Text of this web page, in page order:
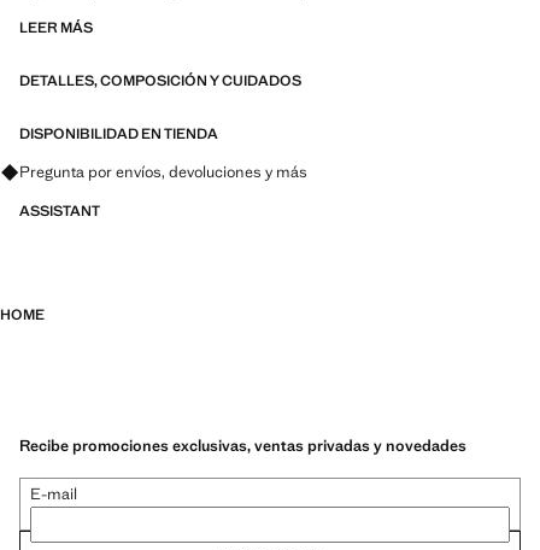
rebajas
LEER MÁS
DETALLES, COMPOSICIÓN Y CUIDADOS
DISPONIBILIDAD EN TIENDA
Pregunta por envíos, devoluciones y más
ASSISTANT
HOME
Recibe promociones exclusivas, ventas privadas y novedades
E-mail